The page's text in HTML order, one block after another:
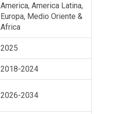
America, America Latina,
Europa, Medio Oriente &
Africa
2025
2018-2024
2026-2034